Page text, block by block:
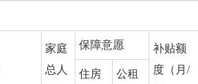
家庭
总人
保障意愿
补贴额
度（月/
住房
公租